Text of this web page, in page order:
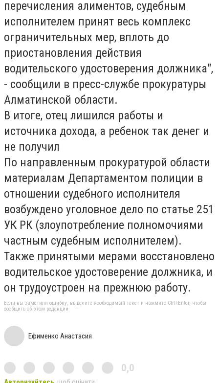
перечисления алиментов, судебным
исполнителем принят весь комплекс
ограничительных мер, вплоть до
приостановления действия
водительского удостоверения должника",
- сообщили в пресс-службе прокуратуры
Алматинской области.
В итоге, отец лишился работы и
источника дохода, а ребенок так денег и
не получил
По направленным прокуратурой области
материалам Департаментом полиции в
отношении судебного исполнителя
возбуждено уголовное дело по статье 251
УК РК (злоупотребление полномочиями
частным судебным исполнителем).
Также принятыми мерами восстановлено
водительское удостоверение должника, и
он трудоустроен на прежнюю работу.
Если вы заметили ошибку, выделите необходимый текст и нажмите Ctrl+Enter, чтобы
сообщить об этом редакции
Ефименко Анастасия
0,0